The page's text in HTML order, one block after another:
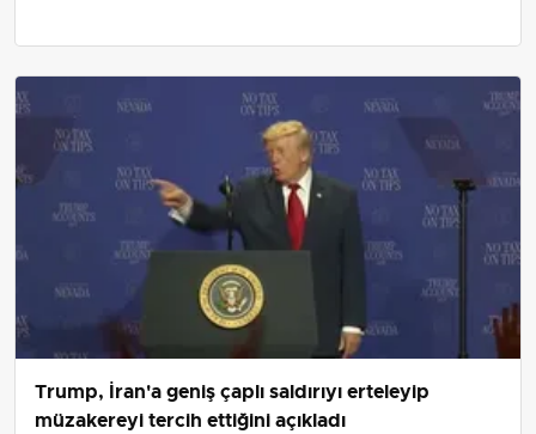
Trump, İran'a geniş çaplı saldırıyı erteleyip
müzakereyi tercih ettiğini açıkladı